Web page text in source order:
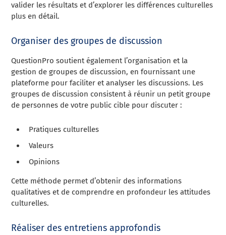
valider les résultats et d’explorer les différences culturelles
plus en détail.
Organiser des groupes de discussion
QuestionPro soutient également l’organisation et la
gestion de groupes de discussion, en fournissant une
plateforme pour faciliter et analyser les discussions. Les
groupes de discussion consistent à réunir un petit groupe
de personnes de votre public cible pour discuter :
Pratiques culturelles
Valeurs
Opinions
Cette méthode permet d’obtenir des informations
qualitatives et de comprendre en profondeur les attitudes
culturelles.
Réaliser des entretiens approfondis